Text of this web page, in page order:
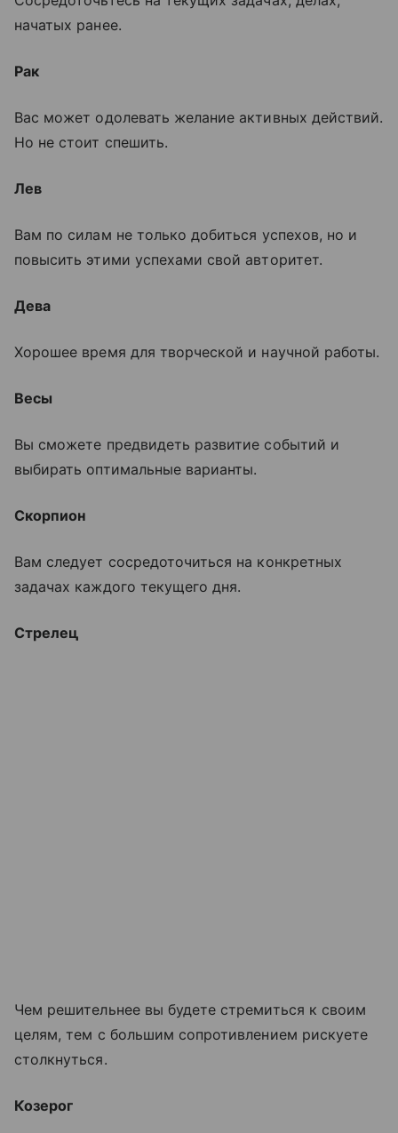
начатых ранее.
Рак
Вас может одолевать желание активных действий.
Но не стоит спешить.
Лев
Вам по силам не только добиться успехов, но и
повысить этими успехами свой авторитет.
Дева
Хорошее время для творческой и научной работы.
Весы
Вы сможете предвидеть развитие событий и
выбирать оптимальные варианты.
Скорпион
Вам следует сосредоточиться на конкретных
задачах каждого текущего дня.
Стрелец
Чем решительнее вы будете стремиться к своим
целям, тем с большим сопротивлением рискуете
столкнуться.
Козерог